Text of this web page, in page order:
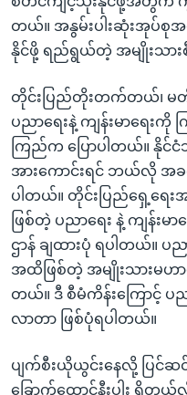
တယ်။ အနွမ်းပါးဆုံးအုပ်စုအ
နိုင်ဖို့ ရည်ရွယ်တဲ့ အမျိုးသား
တိုင်းပြည်တိုးတက်တယ်၊ မ
ပညာရေးနဲ့ ကျန်းမာရေး
ကြည်က ပြောပါတယ်။ နိုင်ငံ
အားကောင်းရင် ဘယ်လို
ပါတယ်။ တိုင်းပြည်ရှေ့ရေ
ဖြစ်တဲ့ ပညာရေး နဲ့ ကျန်းမ
ဌာန် ချထားပုံ ရပါတယ်။ ပ
အထိဖြစ်တဲ့ အမျိုးသားမဟာဗ
တယ်။ ဒီ စီမံကိန်းကြောင့်
လာတာ ဖြစ်ပုံရပါတယ်။
ပျက်စီးယိုယွင်းနေလို့ ပြင်
ခြောက်ထောင်နီးပါး ရှိတ